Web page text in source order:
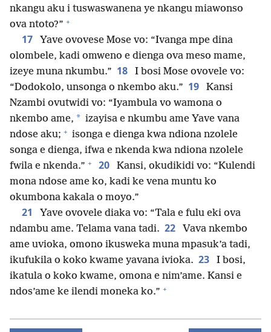
nkangu aku i tuswaswanena ye nkangu miawonso
ova ntoto?” +
17
Yave ovovese Mose vo: “Ivanga mpe dina
olombele, kadi omweno e dienga ova meso mame,
izeye muna nkumbu.” 18
I bosi Mose ovovele vo:
“Dodokolo, unsonga o nkembo aku.” 19
Kansi
Nzambi ovutwidi vo: “Iyambula vo wamona o
nkembo ame, * izayisa e nkumbu ame Yave vana
ndose aku; + isonga e dienga kwa ndiona nzolele
songa e dienga, ifwa e nkenda kwa ndiona nzolele
fwila e nkenda.” + 20
Kansi, okudikidi vo: “Kulendi
mona ndose ame ko, kadi ke vena muntu ko
okumbona kakala o moyo.”
21
Yave ovovele diaka vo: “Tala e fulu eki ova
ndambu ame. Telama vana tadi. 22
Vava nkembo
ame uvioka, omono ikusweka muna mpasuk’a tadi,
ikufukila o koko kwame yavana ivioka. 23
I bosi,
ikatula o koko kwame, omona e nim’ame. Kansi e
ndos’ame ke ilendi moneka ko.” +